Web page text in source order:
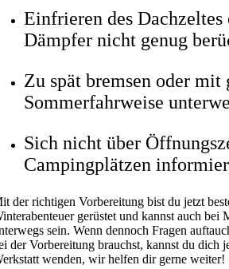
Einfrieren des Dachzeltes
Dämpfer nicht genug
Zu spät bremsen oder mit
Sommerfahrweise
Sich nicht über
Campingplätzen
der richtigen Vorbereitung bist du jetzt
gerüstet und kannst auch bei
sein. Wenn dennoch Fragen
der Vorbereitung brauchst, kannst du dich
wenden, wir helfen dir gerne weiter!